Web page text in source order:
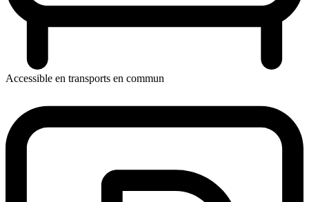
Accessible en transports en commun